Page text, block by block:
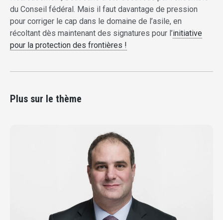
du Conseil fédéral. Mais il faut davantage de pression
pour corriger le cap dans le domaine de l’asile, en
récoltant dès maintenant des signatures pour l’initiative
pour la protection des frontières !
Plus sur le thème